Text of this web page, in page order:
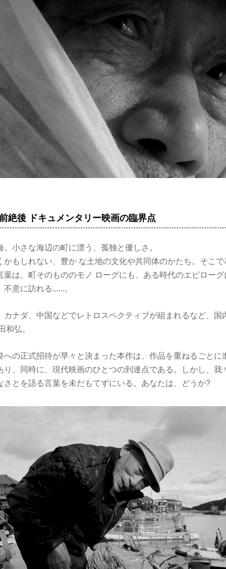
絶後 ドキュメンタリー映画の臨界点
小さな海辺の町に漂う、孤独と優しさ。
かもしれない、豊か な土地の文化や共同体のかたち。そこ
葉は、町そのもののモノ ローグにも、ある時代のエピロー
意に訪れる......。
カナダ、中国などでレトロスペクティブが組まれるなど、国
和弘。
への正式招待が早々と決まった本作は、作品を重ねるごとに
り、同時に、現代映画のひとつの到達点である。しかし、我
さとを語る言葉を未だもてずにいる。あなたは、どうか?